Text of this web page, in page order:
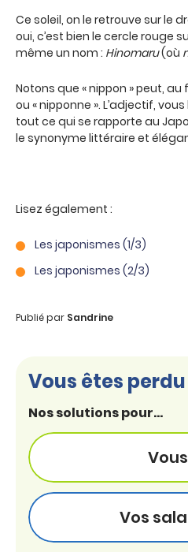
Ce soleil, on le retrouve sur le
oui, c’est bien le cercle rouge
même un nom : Hinomaru(où
Notons que « nippon » peut, au
ou « nipponne ». L’adjectif,
tout ce qui se rapporte au
le synonyme littéraire et
Lisez également :
Les japonismes (1/3)
Les japonismes (2/3)
Publié par Sandrine
Vous êtes perdu
Nos solutions pour...
Vous
Vos